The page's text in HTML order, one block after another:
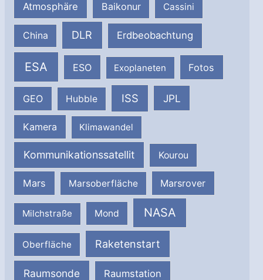
Atmosphäre Baikonur Cassini
China DLR Erdbeobachtung
ESA ESO Exoplaneten Fotos
GEO Hubble ISS JPL
Kamera Klimawandel
Kommunikationssatellit Kourou
Mars Marsoberfläche Marsrover
Milchstraße Mond NASA
Oberfläche Raketenstart
Raumsonde Raumstation